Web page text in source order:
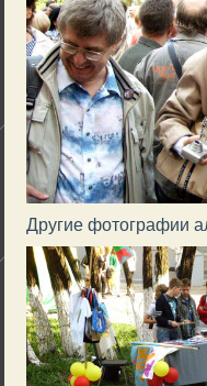
Другие фотографии